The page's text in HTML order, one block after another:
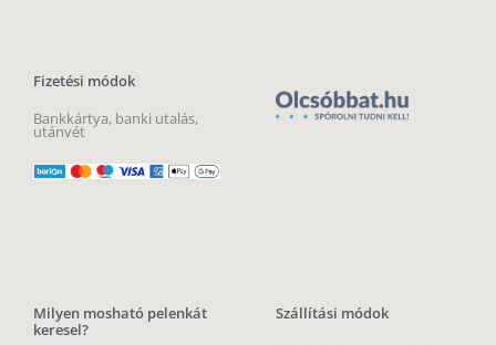
Fizetési módok
Bankkártya, banki utalás,
utánvét
Milyen mosható pelenkát
keresel?
Szállítási módok